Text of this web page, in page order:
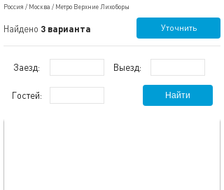
Россия / Москва / Метро Верхние Лихоборы
Найдено 3 варианта Уточнить
Заезд: Выезд:
Гостей: Найти